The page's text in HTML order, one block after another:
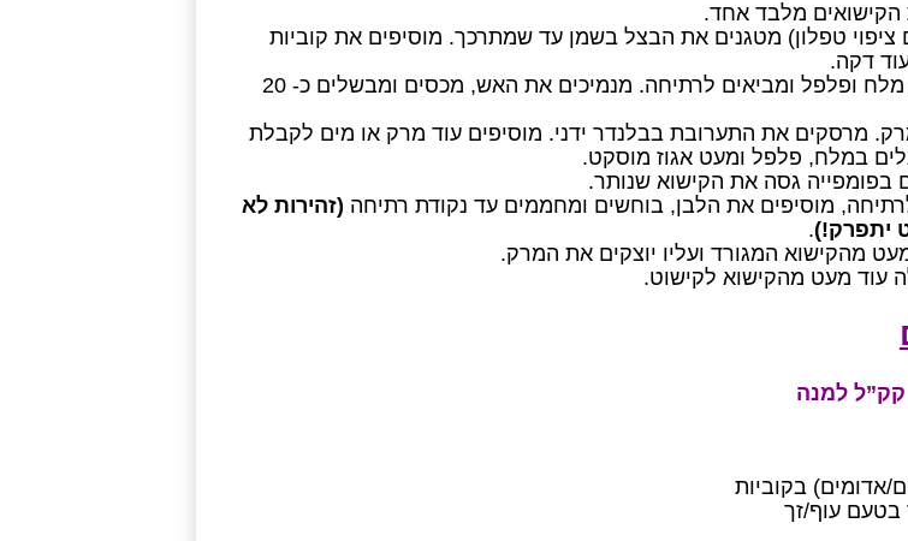
הקישואים מלבד אחד.
ציפוי טפלון) מטגנים את הבצל בשמן עד שמתרכך. מוסיפים את קוביות
דקה.
מוסיפים את המרק, מלח ופלפל ומביאים לרתיחה. מנמיכים את האש, מכסים ומבשלים כ- 20
מרסקים את התערובת בבלנדר ידני. מוסיפים עוד מרק או מים לקבלת
במלח, פלפל ומעט אגוז מוסקט.
בפומפייה גסה את הקישוא שנותר.
מוסיפים את הלבן, בוחשים ומחממים עד נקודת רתיחה (זהירות לא
יתפרק!).
מהקישוא המגורד ועליו יוצקים את המרק.
עוד מעט מהקישוא לקישוט.